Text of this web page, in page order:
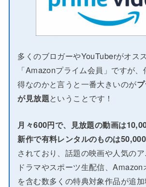
多くのブロガーやYouTuberがオス
「Amazonプライム会員」ですが
得なのかと言うと一番大きいのが
が見放題ということです！
月々600円で、見放題の動画は
新作で有料レンタルのものは
されており、話題の映画や人気の
ドラマやスポーツ生配信、
を含む数多くの特典対象作品が追